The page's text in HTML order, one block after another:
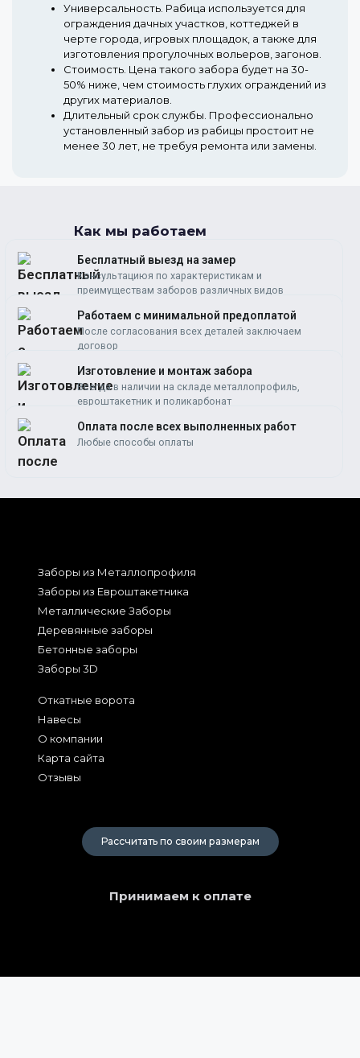
Универсальность. Рабица используется для
ограждения дачных участков, коттеджей в
черте города, игровых площадок, а также для
изготовления прогулочных вольеров, загонов.
Стоимость. Цена такого забора будет на 30-
50% ниже, чем стоимость глухих ограждений из
других материалов.
Длительный срок службы. Профессионально
установленный забор из рабицы простоит не
менее 30 лет, не требуя ремонта или замены.
Как мы работаем
Бесплатный выезд на замер
Консультациюя по характеристикам и
преимуществам заборов различных видов
Работаем c минимальной предоплатой
После согласования всех деталей заключаем
договор
Изготовление и монтаж забора
Всегда в наличии на складе металлопрофиль,
евроштакетник и поликарбонат
Оплата после всех выполненных работ
Любые способы оплаты
Заборы из Металлопрофиля
Заборы из Евроштакетника
Металлические Заборы
Деревянные заборы
Бетонные заборы
Заборы 3D
Откатные ворота
Навесы
О компании
Карта сайта
Отзывы
Рассчитать по своим размерам
Принимаем к оплате